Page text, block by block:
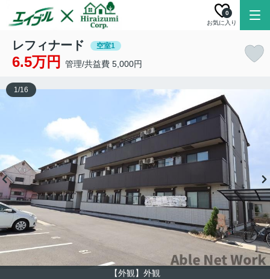
お気に入り
0
レフィナード 空室1
6.5万円 管理/共益費 5,000円
【外観】外観
1/16